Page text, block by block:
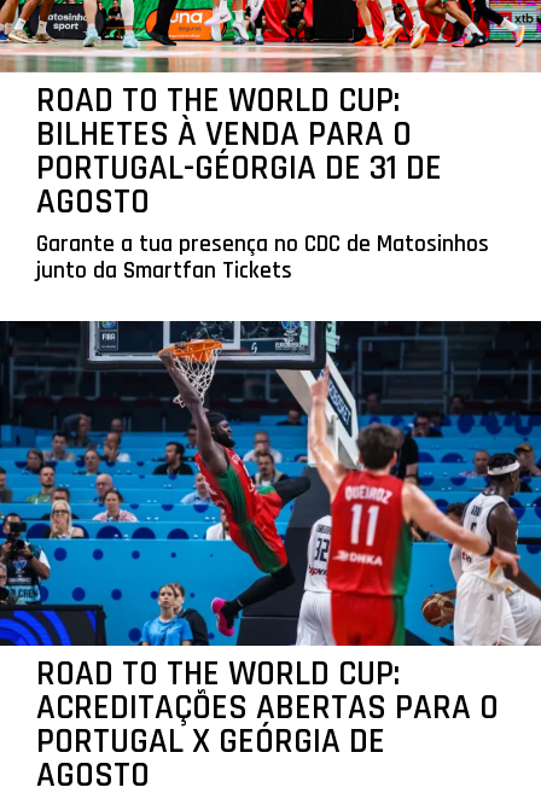
ROAD TO THE WORLD CUP:
BILHETES À VENDA PARA O
PORTUGAL-GÉORGIA DE 31 DE
AGOSTO
Garante a tua presença no CDC de Matosinhos
junto da Smartfan Tickets
ROAD TO THE WORLD CUP:
ACREDITAÇÕES ABERTAS PARA O
PORTUGAL X GEÓRGIA DE
AGOSTO